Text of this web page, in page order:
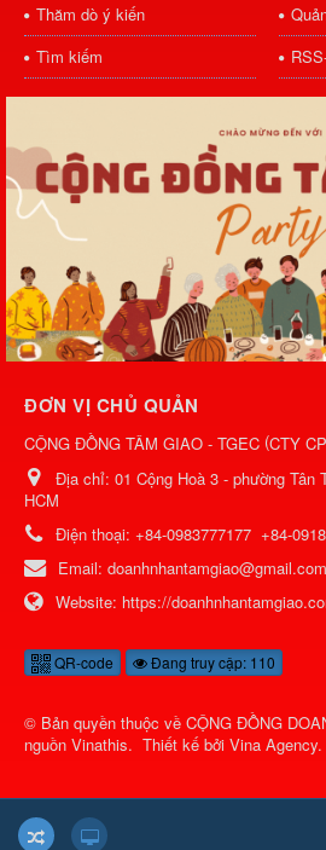
Thăm dò ý kiến
Tìm kiếm
ĐƠN VỊ CHỦ QUẢN
CỘNG ĐỒNG TÂM GIAO - TGEC (CTY
Địa chỉ: 01 Cộng Hoà 3 - phường Tân
HCM
Điện thoại: +84-0983777177 +84-
Email: doanhnhantamgiao@gmail.com
Website: https://
QR-code Đang truy cập: 110
© Bản quyền thuộc về CỘNG ĐỒNG
nguồn Vinathis. Thiết kế bởi Vina Agency.